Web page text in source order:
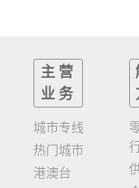
主营
业务
城市专线
热门城市
港澳台